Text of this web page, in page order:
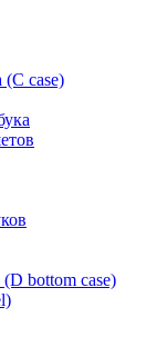
(С case)
bottom case)